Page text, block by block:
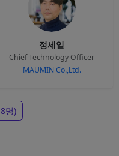
정세일
Chief Technology Officer
MAUMIN Co.,Ltd.
명)